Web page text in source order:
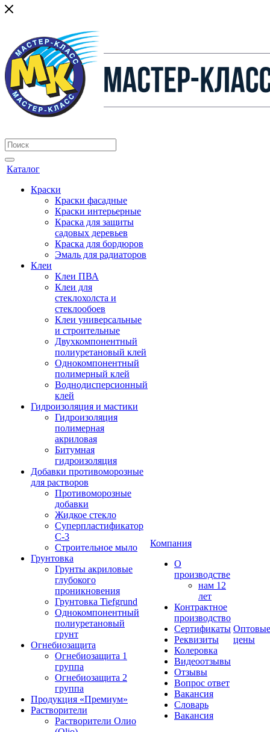
Каталог
Краски
Краски фасадные
Краски интерьерные
Краска для защиты
садовых деревьев
⁠Краска для бордюров
Эмаль для радиаторов
Клеи
Клеи ПВА
Клеи для
стеклохолста и
стеклообоев
Клеи универсальные
и строительные
Двухкомпонентный
полиуретановый клей
Однокомпонентный
полимерный клей
Воднодисперсионный
клей
Гидроизоляция и мастики
Гидроизоляция
полимерная
акриловая
Битумная
гидроизоляция
Добавки противоморозные
для растворов
Противоморозные
добавки
Жидкое стекло
Суперпластификатор
С-3
Строительное мыло
Грунтовка
Грунты акриловые
глубокого
проникновения
Грунтовка Tiefgrund
Однокомпонентный
полиуретановый
грунт
Огнебиозащита
Огнебиозащита 1
группа
Огнебиозащита 2
группа
Продукция «Премиум»
Растворители
Растворители Олио
Компания
О
производстве
нам 12
лет
Контрактное
производство
Сертификаты
Реквизиты
Колеровка
Видеоотзывы
Отзывы
Вопрос ответ
Вакансия
Словарь
Вакансия
Оптовые
цены